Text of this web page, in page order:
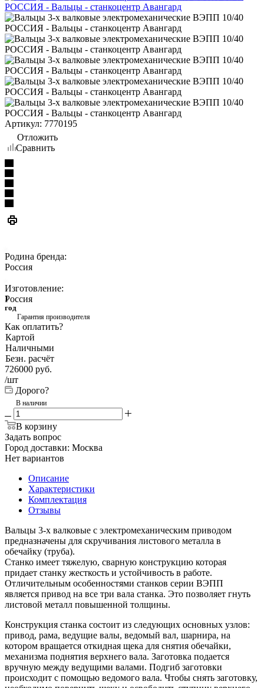
Артикул: 7770195
Отложить
Сравнить
Родина бренда:
Россия
Изготовление:
Россия
1
год
Гарантия производителя
Как оплатить?
Картой
Наличными
Безн. расчёт
726000 руб.
/шт
Дорого?
В наличии
В корзину
Задать вопрос
Город доставки: Москва
Нет вариантов
Описание
Характеристики
Комплектация
Отзывы
Вальцы 3-х валковые с электромеханическим приводом
предназначены для скручивания листового металла в
обечайку (труба).
Станко имеет тяжелую, сварную конструкцию которая
придает станку жесткость и устойчивость в работе.
Отличительным особенностями станков серии ВЭПП
является привод на все три вала станка. Это позволяет гнуть
листовой металл повышенной толщины.
Конструкция станка состоит из следующих основных узлов:
привод, рама, ведущие валы, ведомый вал, шарнира, на
котором вращается откидная щека для снятия обечайки,
механизма поднятия верхнего вала. Заготовка подается
вручную между ведущими валами. Подгиб заготовки
происходит с помощью ведомого вала. Чтобы снять заготовку,